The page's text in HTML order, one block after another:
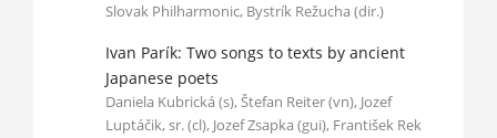
Slovak Philharmonic, Bystrík Režucha (dir.)
Ivan Parík: Two songs to texts by ancient
Japanese poets
Daniela Kubrická (s), Štefan Reiter (vn), Jozef
Luptáčik, sr. (cl), Jozef Zsapka (gui), František Rek